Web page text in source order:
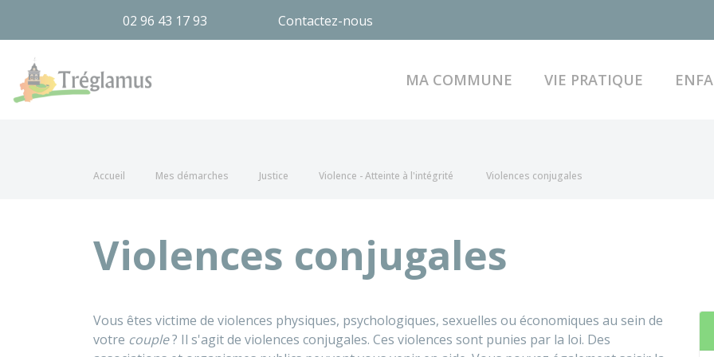
02 96 43 17 93 Contactez-nous
MA COMMUNE VIE PRATIQUE
Accueil Mes démarches Justice Violence - Atteinte à l'intégrité Violences conjugales
Violences conjugales
Vous êtes victime de violences physiques, psychologiques, sexuelles ou économiques au sein de
votre couple? Il s'agit de violences conjugales. Ces violences sont punies par la loi. Des